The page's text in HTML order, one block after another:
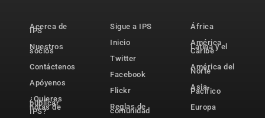
Acerca de
IPS
Nuestros
socios
Contáctenos
Apóyenos
¿Quieres
publicar
notas de
IPS?
Sigue a IPS
Inicio
Twitter
Facebook
Flickr
Reglas de
comunidad
África
América
Latina y el
Caribe
América del
Norte
Asia-
Pacífico
Europa